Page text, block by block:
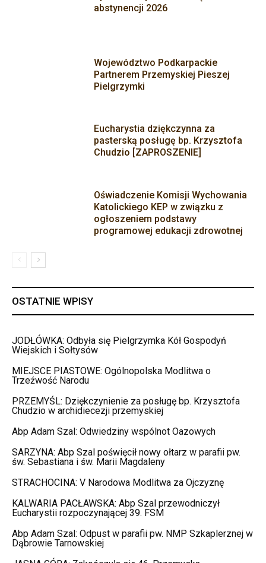
abstynencji 2026
Województwo Podkarpackie
Partnerem Przemyskiej Pieszej
Pielgrzymki
Eucharystia dziękczynna za
pasterską posługę bp. Krzysztofa
Chudzio [ZAPROSZENIE]
Oświadczenie Komisji Wychowania
Katolickiego KEP w związku z
ogłoszeniem podstawy
programowej edukacji zdrowotnej
OSTATNIE WPISY
JODŁÓWKA: Odbyła się Pielgrzymka Kół Gospodyń
Wiejskich i Sołtysów
MIEJSCE PIASTOWE: Ogólnopolska Modlitwa o
Trzeźwość Narodu
PRZEMYŚL: Dziękczynienie za posługę bp. Krzysztofa
Chudzio w archidiecezji przemyskiej
Abp Adam Szal: Odwiedziny wspólnot Oazowych
SARZYNA: Abp Szal poświęcił nowy ołtarz w parafii pw.
św. Sebastiana i św. Marii Magdaleny
STRACHOCINA: V Narodowa Modlitwa za Ojczyznę
KALWARIA PACŁAWSKA: Abp Szal przewodniczył
Eucharystii rozpoczynającej 39. FSM
Abp Adam Szal: Odpust w parafii pw. NMP Szkaplerznej w
Dąbrowie Tarnowskiej